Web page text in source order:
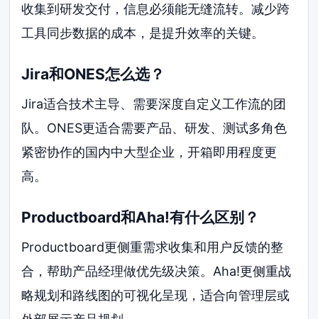
收集到研发交付，信息必须能无缝流转。减少跨
工具同步数据的成本，是提升效率的关键。
Jira和ONES怎么选？
Jira适合技术主导、需要深度自定义工作流的团
队。ONES更适合需要产品、研发、测试多角色
紧密协作的国内中大型企业，开箱即用程度更
高。
Productboard和Aha!有什么区别？
Productboard更侧重需求收集和用户反馈的整
合，帮助产品经理做优先级决策。Aha!更侧重战
略规划和路线图的可视化呈现，适合向管理层或